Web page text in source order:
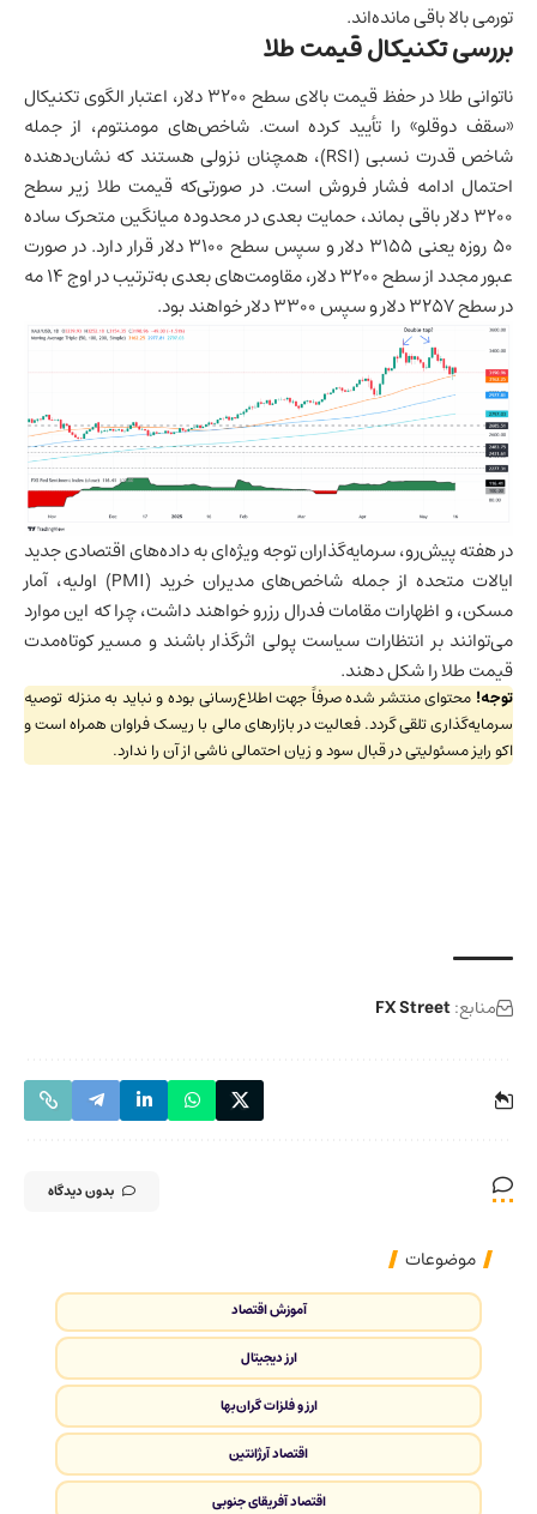
تورمی بالا باقی مانده‌اند.
بررسی تکنیکال قیمت طلا
ناتوانی طلا در حفظ قیمت بالای سطح ۳۲۰۰ دلار، اعتبار الگوی تکنیکال
«سقف دوقلو» را تأیید کرده است. شاخص‌های مومنتوم، از جمله
شاخص قدرت نسبی (RSI)، همچنان نزولی هستند که نشان‌دهنده
احتمال ادامه فشار فروش است. در صورتی‌که قیمت طلا زیر سطح
۳۲۰۰ دلار باقی بماند، حمایت بعدی در محدوده میانگین متحرک ساده
۵۰ روزه یعنی ۳۱۵۵ دلار و سپس سطح ۳۱۰۰ دلار قرار دارد. در صورت
عبور مجدد از سطح ۳۲۰۰ دلار، مقاومت‌های بعدی به‌ترتیب در اوج ۱۴ مه
در سطح ۳۲۵۷ دلار و سپس ۳۳۰۰ دلار خواهند بود.
در هفته پیش‌رو، سرمایه‌گذاران توجه ویژه‌ای به داده‌های اقتصادی جدید
ایالات متحده از جمله شاخص‌های مدیران خرید (PMI) اولیه، آمار
مسکن، و اظهارات مقامات فدرال رزرو خواهند داشت، چرا که این موارد
می‌توانند بر انتظارات سیاست پولی اثرگذار باشند و مسیر کوتاه‌مدت
قیمت طلا را شکل دهند.
توجه! محتوای منتشر شده صرفاً جهت اطلاع‌رسانی بوده و نباید به منزله توصیه
سرمایه‌گذاری تلقی گردد. فعالیت در بازارهای مالی با ریسک فراوان همراه است و
اکو رایز مسئولیتی در قبال سود و زیان احتمالی ناشی از آن را ندارد.
منابع:FX Street
بدون دیدگاه
موضوعات
آموزش اقتصاد
ارز دیجیتال
ارز و فلزات گران‌بها
اقتصاد آرژانتین
اقتصاد آفریقای جنوبی